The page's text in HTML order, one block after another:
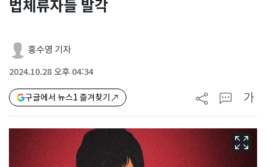
법체류자들 발각
홍수영 기자
2024.10.28 오후 04:34
구글에서 뉴스1 즐겨찾기 가